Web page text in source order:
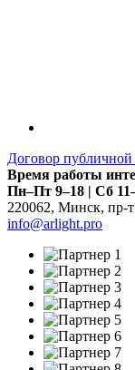
Договор
Время работы
Пн–Пт 9–18 | Сб
220062, Минск, пр-
info@arlight.pro